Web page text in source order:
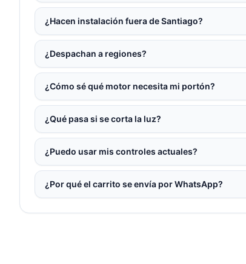
¿Hacen instalación fuera de Santiago?
¿Despachan a regiones?
¿Cómo sé qué motor necesita mi portón?
¿Qué pasa si se corta la luz?
¿Puedo usar mis controles actuales?
¿Por qué el carrito se envía por WhatsApp?